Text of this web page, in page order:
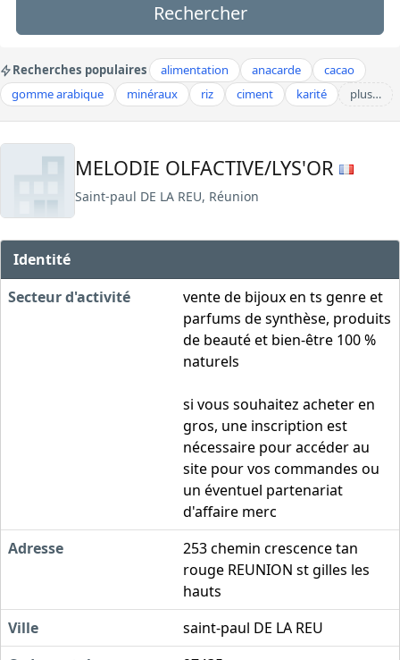
Rechercher
Recherches populaires alimentation anacarde
cacao
gomme arabique
minéraux riz ciment karité plus…
MELODIE OLFACTIVE/LYS'OR
Saint-paul DE LA REU, Réunion
Identité
Secteur d'activité
vente de bijoux en ts genre et
parfums de synthèse, produits
de beauté et bien-être 100 %
naturels
si vous souhaitez acheter en
gros, une inscription est
nécessaire pour accéder au
site pour vos commandes ou
un éventuel partenariat
d'affaire merc
Adresse
253 chemin crescence tan
rouge REUNION st gilles les
hauts
Ville
saint-paul DE LA REU